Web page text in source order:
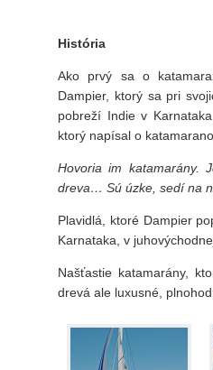
História
Ako prvý sa o
Dampier, ktorý sa pri
pobreží Indie v
ktorý napísal o
Hovoria im katamarány.
dreva… Sú úzke, sedí na
Plavidlá, ktoré Dampier
Karnataka, v
Našťastie katamarány,
drevá ale luxusné,